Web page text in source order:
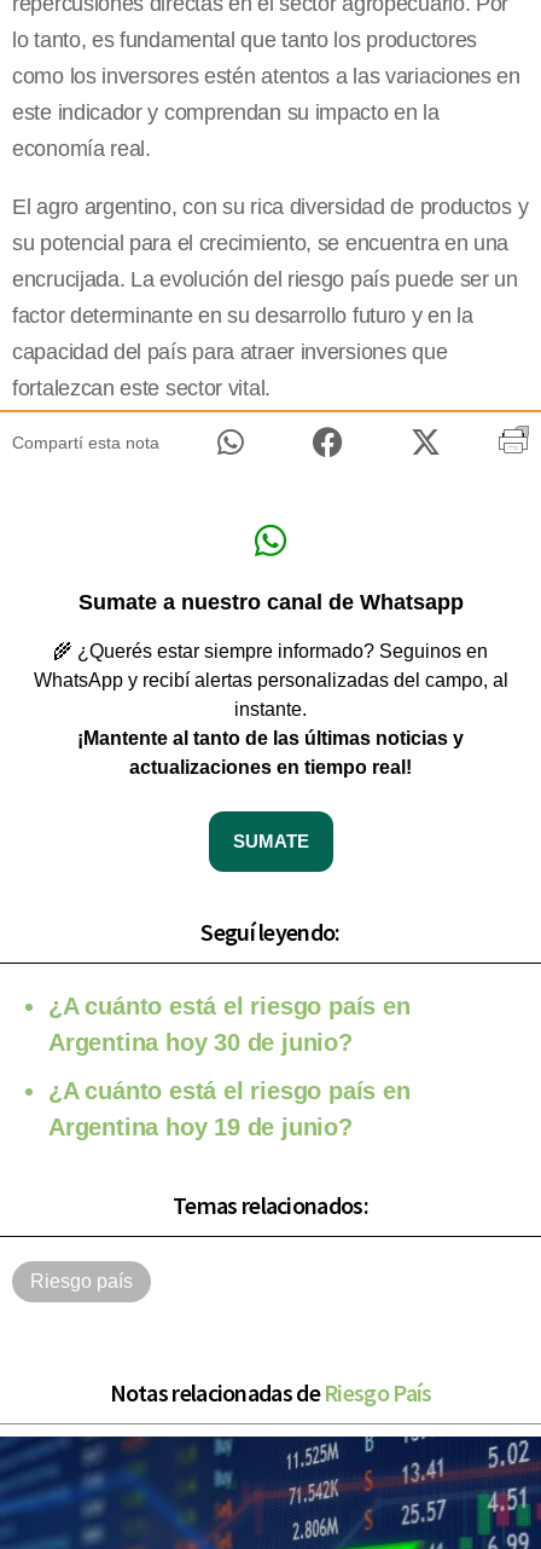
lo tanto, es fundamental que tanto los productores
como los inversores estén atentos a las variaciones en
este indicador y comprendan su impacto en la
economía real.
El agro argentino, con su rica diversidad de productos y
su potencial para el crecimiento, se encuentra en una
encrucijada. La evolución del riesgo país puede ser un
factor determinante en su desarrollo futuro y en la
capacidad del país para atraer inversiones que
fortalezcan este sector vital.
Compartí esta nota
Sumate a nuestro canal de Whatsapp
🌾 ¿Querés estar siempre informado? Seguinos en
WhatsApp y recibí alertas personalizadas del campo, al
instante.
¡Mantente al tanto de las últimas noticias y
actualizaciones en tiempo real!
SUMATE
Seguí leyendo:
¿A cuánto está el riesgo país en
Argentina hoy 30 de junio?
¿A cuánto está el riesgo país en
Argentina hoy 19 de junio?
Temas relacionados:
Riesgo país
Notas relacionadas deRiesgo País